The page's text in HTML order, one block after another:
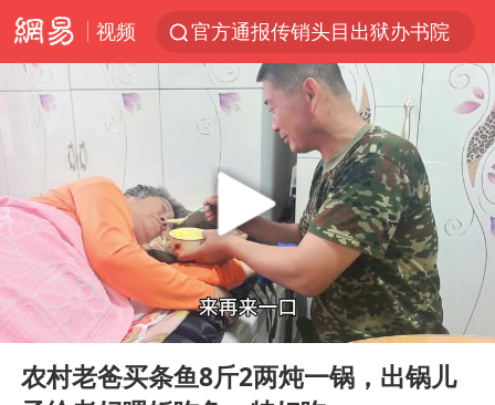
视频
官方通报传销头目出狱办书院
普京宣布多项人事调整
台风白海豚可能在浙江登陆
美股收盘：道指再创历史新高
人贩子“梅姨”真实姓名曝光
强台风白海豚逐渐向我国靠近
被一条街帮助的“煎饼叔叔”去世
为鼓励女儿 41岁妈妈考上985研究生
“老头乐”悬挂“蒙H好几个8”上路
Play
00:00 03:39
农村老爸买条鱼8斤2两炖一锅，出锅儿